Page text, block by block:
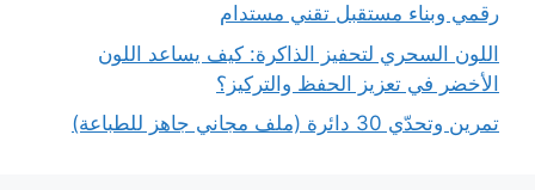
رقمي وبناء مستقبل تقني مستدام
اللون السحري لتحفيز الذاكرة: كيف يساعد اللون
الأخضر في تعزيز الحفظ والتركيز؟
تمرين وتحدّي 30 دائرة (ملف مجاني جاهز للطباعة)